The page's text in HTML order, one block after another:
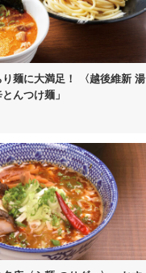
り麺に大満足！
〈越後維新 湯
とんつけ麺」